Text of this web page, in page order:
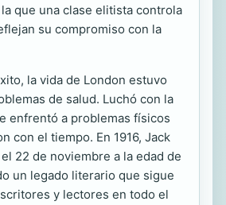
que una clase elitista controla
su compromiso con la
la vida de London estuvo
de salud. Luchó con la
enfrentó a problemas físicos
con el tiempo. En 1916, Jack
22 de noviembre a la edad de
un legado literario que sigue
y lectores en todo el